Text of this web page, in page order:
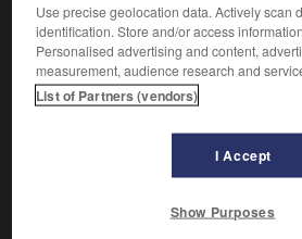
2. LE PALMARÈS DES JEUX
D'HIVER DE NAGANO (1998)
2.1. BOBSLEIGH (HOMMES)
LE PALMARÈS DES
Use precise geolocation data. Actively scan
identification. Store and/or access
Personalised advertising and content,
measurement, audience research and
List of Partners (vendors)
I Accept
Show Purposes